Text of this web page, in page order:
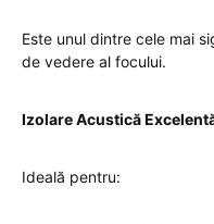
Este unul dintre cele mai
de vedere al focului.
Izolare Acustică
Ideală pentru: